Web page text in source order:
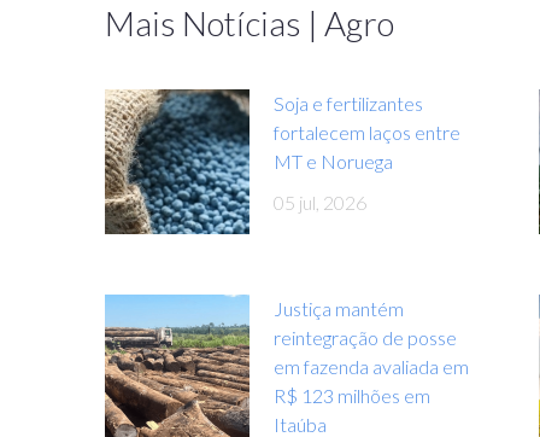
Mais Notícias | Agro
Soja e fertilizantes
fortalecem laços entre
MT e Noruega
05 jul, 2026
Justiça mantém
reintegração de posse
em fazenda avaliada em
R$ 123 milhões em
Itaúba